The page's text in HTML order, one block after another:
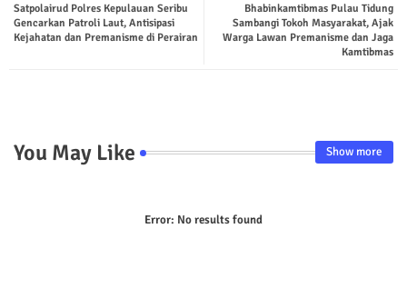
ter
Bhabinkamtibmas Pulau Tidung
Sambangi Tokoh Masyarakat, Ajak
Warga Lawan Premanisme dan Jaga
Kamtibmas
Satpolairud Polres Kepulauan Seribu
Gencarkan Patroli Laut, Antisipasi
Kejahatan dan Premanisme di Perairan
You May Like Show more
Error: No results found